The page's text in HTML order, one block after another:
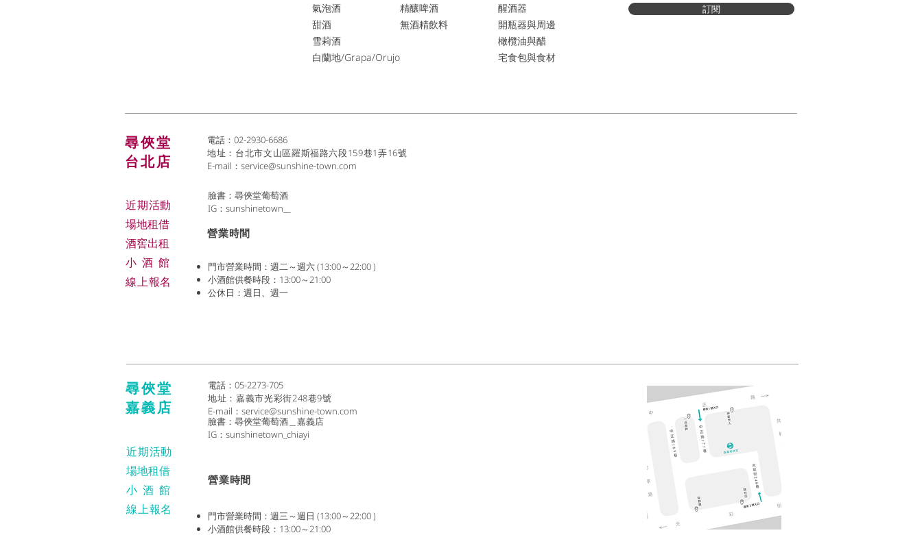
氣泡酒
​甜酒
雪莉酒
白蘭地/Grapa/Orujo
精釀啤酒
​無酒精飲料
醒酒器
開瓶器與周邊
橄欖油與醋
宅食包與食材
訂閱
尋俠堂
台北店
近期活動
場地租借
​酒窖出租
小酒 館
線上報名
電話：02-2930-6686
地址：台北市文山區羅斯福路六段159巷1弄16號
E-mail： service@sunshine-town.com
臉書：尋俠堂葡萄酒
IG：sunshinetown__
​營業時間
門市營業時間：週二～週六 (13:00～22:00 )
小酒館供餐時段：13:00～21:00
公休日：週日、週一
尋俠堂
嘉義店
電話：05-2273-705
地址： 嘉義市光彩街248巷9號
E-mail： service@sunshine-town.com
近期活動
場地租借
小酒 館
線上報名
​營業時間
門市營業時間：週三～週日 (13:00～22:00 )
小酒館供餐時段：13:00～21:00
臉書：尋俠堂葡萄酒＿嘉義店
IG：sunshinetown_chiayi